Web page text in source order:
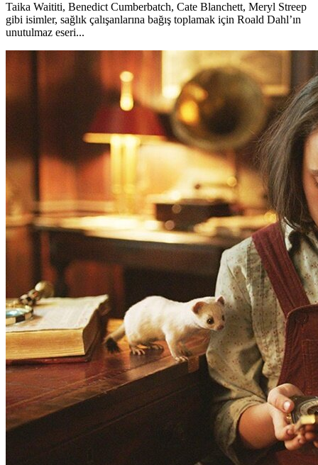
Taika Waititi, Benedict Cumberbatch, Cate Blanchett, Meryl Streep
gibi isimler, sağlık çalışanlarına bağış toplamak için Roald Dahl’ın
unutulmaz eseri...